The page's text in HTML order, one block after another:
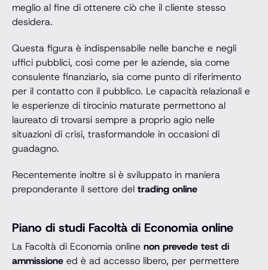
meglio al fine di ottenere ciò che il cliente stesso
desidera.
Questa figura è indispensabile nelle banche e negli
uffici pubblici, così come per le aziende, sia come
consulente finanziario, sia come punto di riferimento
per il contatto con il pubblico. Le capacità relazionali e
le esperienze di tirocinio maturate permettono al
laureato di trovarsi sempre a proprio agio nelle
situazioni di crisi, trasformandole in occasioni di
guadagno.
Recentemente inoltre si è sviluppato in maniera
preponderante il settore del trading online
Piano di studi Facoltà di Economia online
La Facoltà di Economia online non prevede test di
ammissione ed è ad accesso libero, per permettere